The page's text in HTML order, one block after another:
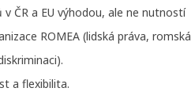
ČR a EU výhodou, ale ne nutností
ROMEA (lidská práva, romská
a flexibilita.